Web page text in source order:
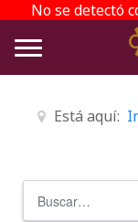
No se detectó
Está aquí: